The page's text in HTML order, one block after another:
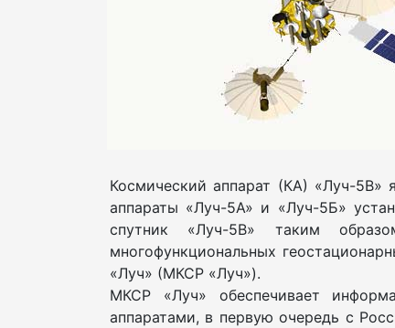
Космический аппарат (КА) «Луч-5В»
аппараты «Луч-5А» и «Луч-5Б»
спутник «Луч-5В» таким
многофункциональных
«Луч» (МКСР «Луч»).
МКСР «Луч» обеспечивает
аппаратами, в первую очередь с